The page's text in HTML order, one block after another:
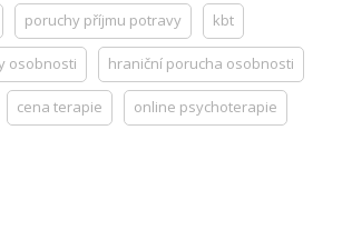
poruchy příjmu potravy kbt
osobnosti hraniční porucha osobnosti
cena terapie online psychoterapie